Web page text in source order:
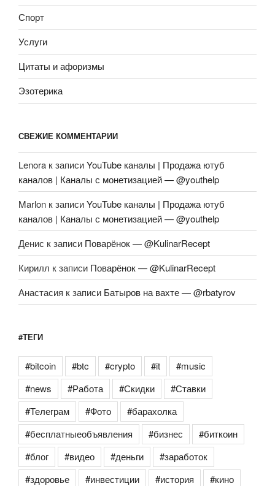
Спорт
Услуги
Цитаты и афоризмы
Эзотерика
СВЕЖИЕ КОММЕНТАРИИ
Lenora к записиYouTube каналы | Продажа ютуб
каналов | Каналы с монетизацией — @youthelp
Marlon к записиYouTube каналы | Продажа ютуб
каналов | Каналы с монетизацией — @youthelp
Денис к записи Поварёнок — @KulinarRecept
Кирилл к записи Поварёнок — @KulinarRecept
Анастасия к записи Батыров на вахте — @rbatyrov
#ТЕГИ
#bitcoin #btc #crypto #it
#music
#news
#Работа #Скидки
#Ставки
#Телеграм
#Фото
#барахолка
#бесплатныеобъявления
#бизнес
#биткоин
#блог
#видео #деньги
#заработок
#здоровье
#инвестиции #история
#кино